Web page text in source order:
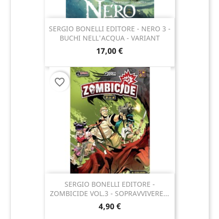
SERGIO BONELLI EDITORE - NERO 3 -
BUCHI NELL'ACQUA - VARIANT
17,00 €
SERGIO BONELLI EDITORE -
ZOMBICIDE VOL.3 - SOPRAVVIVERE...
4,90 €
favorite_border